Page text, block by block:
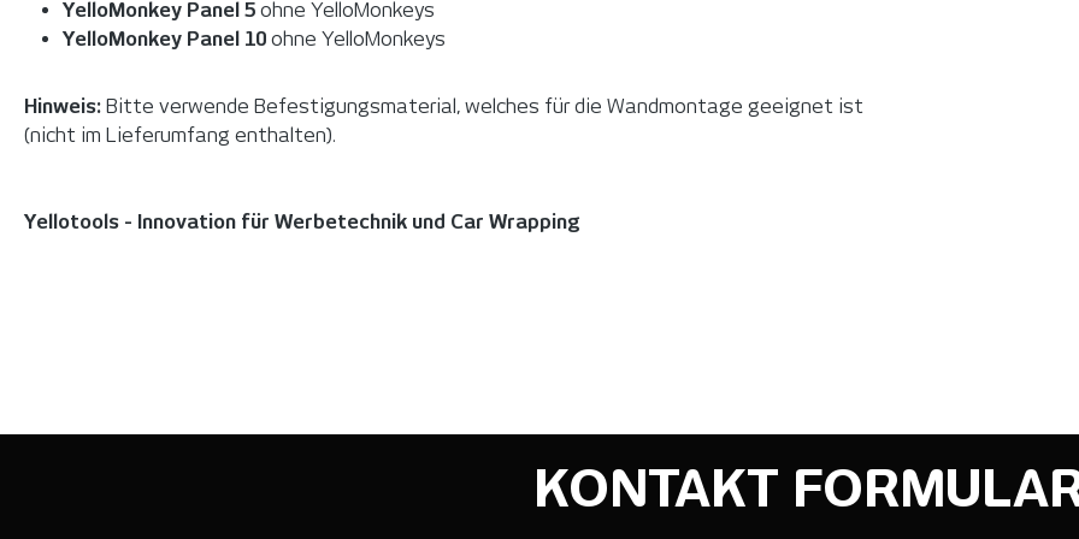
YelloMonkey Panel 5 ohne YelloMonkeys
YelloMonkey Panel 10 ohne YelloMonkeys
Hinweis: Bitte verwende Befestigungsmaterial, welches für die Wandmontage geeignet ist
(nicht im Lieferumfang enthalten).
Yellotools - Innovation für Werbetechnik und Car Wrapping
KONTAKT